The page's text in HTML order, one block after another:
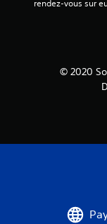
rendez-vous sur
© 2020